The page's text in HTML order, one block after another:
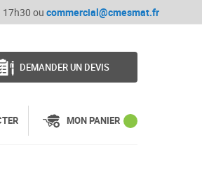
17h30 ou commercial@cmesmat.fr
DEMANDER UN DEVIS
MON PANIER